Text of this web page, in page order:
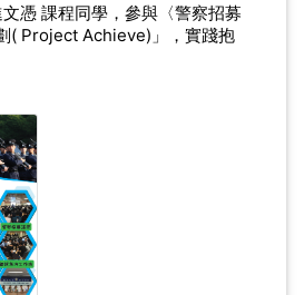
憑 課程同學，參與〈警察招募
( Project Achieve)」，實踐抱